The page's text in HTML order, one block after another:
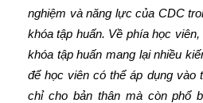
nghiệm và năng lực của CDC
khóa tập huấn. Về phía học
khóa tập huấn mang lại nhiều
để học viên có thể áp dụng vào
chỉ cho bản thân mà còn phổ